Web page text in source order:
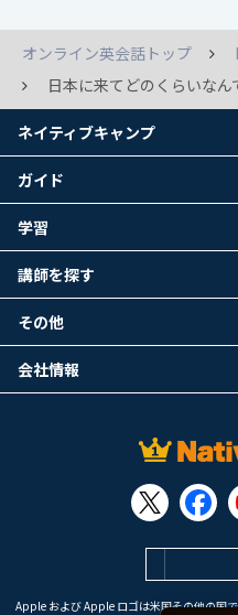
オンライン英会話トップ
日本に来てどのくらいな
Apple および Apple ロゴは米国その他の国
ネイティブキャンプ
ガイド
学習
講師を探す
その他
会社情報